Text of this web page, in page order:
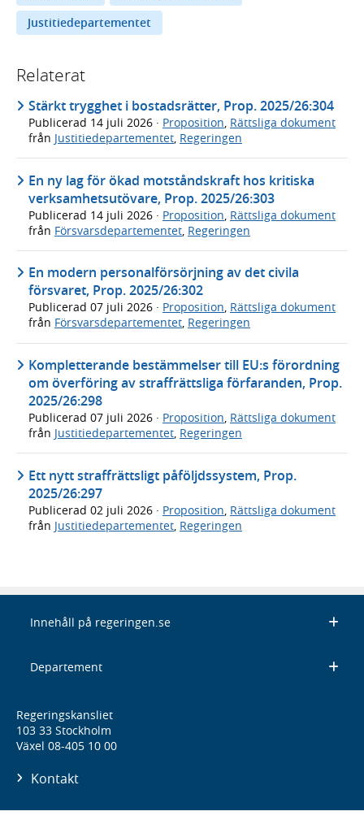
Justitiedepartementet
Relaterat
Stärkt trygghet i bostadsrätter, Prop. 2025/26:304
Publicerad 14 juli 2026 · Proposition, Rättsliga dokument
från Justitiedepartementet, Regeringen
En ny lag för ökad motståndskraft hos kritiska
verksamhetsutövare, Prop. 2025/26:303
Publicerad 14 juli 2026 · Proposition Rättsliga dokument
från Försvarsdepartementet Regeringen
En modern personalförsörjning av det civila
försvaret, Prop. 2025/26:302
Publicerad 07 juli 2026 · Proposition, Rättsliga dokument
från Försvarsdepartementet, Regeringen
Kompletterande bestämmelser till EU:s förordning
om överföring av straffrättsliga förfaranden, Prop.
2025/26:298
Publicerad 07 juli 2026 · Proposition, Rättsliga dokument
från Justitiedepartementet, Regeringen
Ett nytt straffrättsligt påföljdssystem, Prop.
2025/26:297
Publicerad 02 juli 2026 · Proposition Rättsliga dokument
från Justitiedepartementet Regeringen
Innehåll på regeringen.se
Departement
Regeringskansliet
103 33 Stockholm
Växel 08-405 10 00
Kontakt